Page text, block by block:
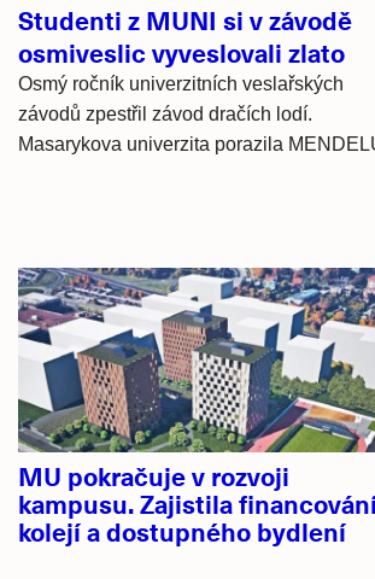
Studenti z MUNI si v závodě
osmiveslic vyveslovali zlato
Osmý ročník univerzitních veslařských
závodů zpestřil závod dračích lodí.
Masarykova univerzita porazila
Hlavní
novinky
MU pokračuje v rozvoji
kampusu. Zajistila
kolejí a dostupného bydlení